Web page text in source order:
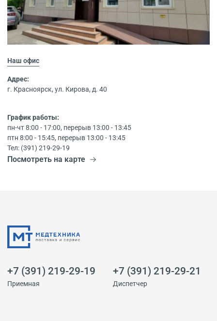
Наш офис
Адрес:
г. Красноярск, ул. Кирова, д. 40
График работы:
пн-чт 8:00 - 17:00, перерыв 13:00 - 13:45
птн 8:00 - 15:45, перерыв 13:00 - 13:45
Тел: (391) 219-29-19
Посмотреть на карте
+7 (391) 219-29-19
Приемная
+7 (391) 219-29-21
Диспетчер